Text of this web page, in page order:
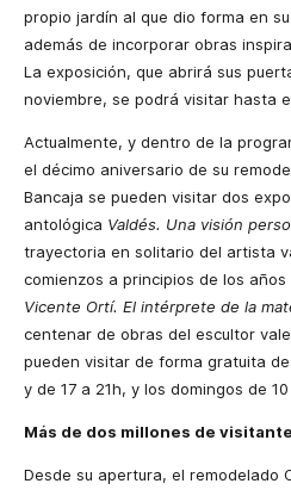
propio jardín al que dio forma en
además de incorporar obras
La exposición, que abrirá sus
noviembre, se podrá visitar hasta
Actualmente, y dentro de la
el décimo aniversario de su
Bancaja se pueden visitar dos
antológica Valdés. Una visión
trayectoria en solitario del artista
comienzos a principios de los
Vicente Ortí. El intérprete de la
centenar de obras del escultor
pueden visitar de forma gratuita
y de 17 a 21h, y los domingos de 10
Más de dos millones de
Desde su apertura, el remodelado